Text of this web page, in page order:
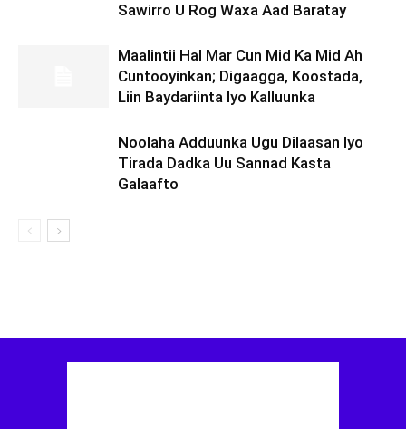
Sawirro U Rog Waxa Aad Baratay
Maalintii Hal Mar Cun Mid Ka Mid Ah
Cuntooyinkan; Digaagga, Koostada,
Liin Baydariinta Iyo Kalluunka
Noolaha Adduunka Ugu Dilaasan Iyo
Tirada Dadka Uu Sannad Kasta
Galaafto